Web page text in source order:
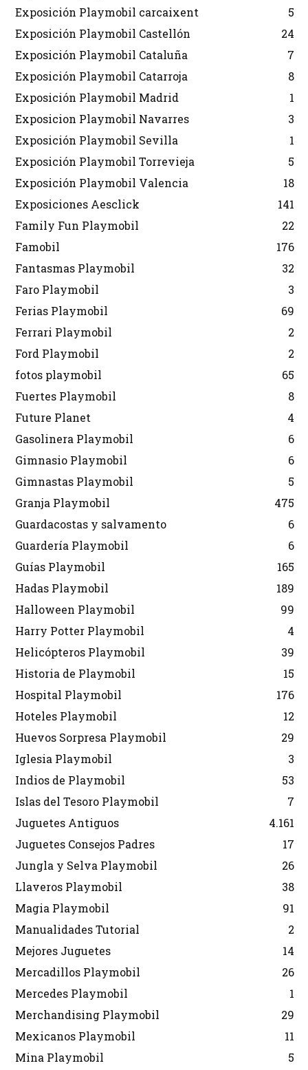
Exposición Playmobil carcaixent
5
Exposición Playmobil Castellón
24
Exposición Playmobil Cataluña
7
Exposición Playmobil Catarroja
8
Exposición Playmobil Madrid
1
Exposicion Playmobil Navarres
3
Exposición Playmobil Sevilla
1
Exposición Playmobil Torrevieja
5
Exposición Playmobil Valencia
18
Exposiciones Aesclick
141
Family Fun Playmobil
22
Famobil
176
Fantasmas Playmobil
32
Faro Playmobil
3
Ferias Playmobil
69
Ferrari Playmobil
2
Ford Playmobil
2
fotos playmobil
65
Fuertes Playmobil
8
Future Planet
4
Gasolinera Playmobil
6
Gimnasio Playmobil
6
Gimnastas Playmobil
5
Granja Playmobil
475
Guardacostas y salvamento
6
Guardería Playmobil
6
Guías Playmobil
165
Hadas Playmobil
189
Halloween Playmobil
99
Harry Potter Playmobil
4
Helicópteros Playmobil
39
Historia de Playmobil
15
Hospital Playmobil
176
Hoteles Playmobil
12
Huevos Sorpresa Playmobil
29
Iglesia Playmobil
3
Indios de Playmobil
53
Islas del Tesoro Playmobil
7
Juguetes Antiguos
4.161
Juguetes Consejos Padres
17
Jungla y Selva Playmobil
26
Llaveros Playmobil
38
Magia Playmobil
91
Manualidades Tutorial
2
Mejores Juguetes
14
Mercadillos Playmobil
26
Mercedes Playmobil
1
Merchandising Playmobil
29
Mexicanos Playmobil
11
Mina Playmobil
5